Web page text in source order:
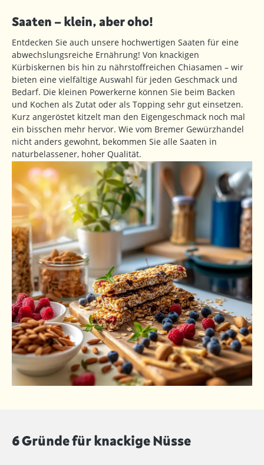
Saaten – klein, aber oho!
Entdecken Sie auch unsere hochwertigen Saaten für eine
abwechslungsreiche Ernährung! Von knackigen
Kürbiskernen bis hin zu nährstoffreichen Chiasamen – wir
bieten eine vielfältige Auswahl für jeden Geschmack und
Bedarf. Die kleinen Powerkerne können Sie beim Backen
und Kochen als Zutat oder als Topping sehr gut einsetzen.
Kurz angeröstet kitzelt man den Eigengeschmack noch mal
ein bisschen mehr hervor. Wie vom Bremer Gewürzhandel
nicht anders gewohnt, bekommen Sie alle Saaten in
naturbelassener, hoher Qualität.
6 Gründe für knackige Nüsse